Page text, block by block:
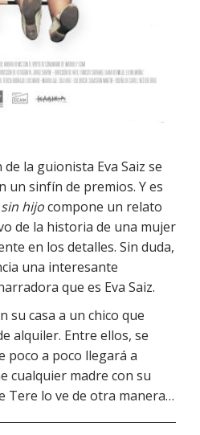
la guionista Eva Saiz se
un sinfín de premios. Y es
hijocompone un relato
de la historia de una mujer
en los detalles. Sin duda,
una interesante
que es Eva Saiz.
su casa a un chico que
alquiler. Entre ellos, se
poco a poco llegará a
cualquier madre con su
Tere lo ve de otra manera…